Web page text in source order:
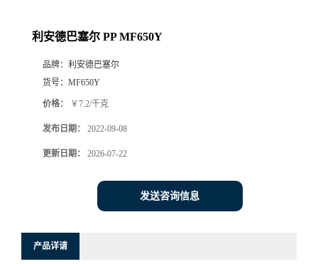
厅
系
利安德巴塞尔 PP MF650Y
品牌： 利安德巴塞尔
货号： MF650Y
价格： ￥7.2/千克
发布日期： 2022-09-08
更新日期： 2026-07-22
发送咨询信息
产品详请